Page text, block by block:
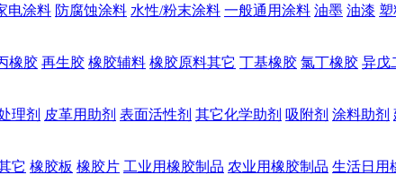
电涂料 防腐蚀涂料 水性/粉末涂料 一般通用涂料 油墨 油漆
橡胶 再生胶 橡胶辅料 橡胶原料其它 丁基橡胶 氯丁橡胶 异戊
理剂 皮革用助剂 表面活性剂 其它化学助剂 吸附剂 涂料助剂
它 橡胶板 橡胶片 工业用橡胶制品 农业用橡胶制品 生活日用